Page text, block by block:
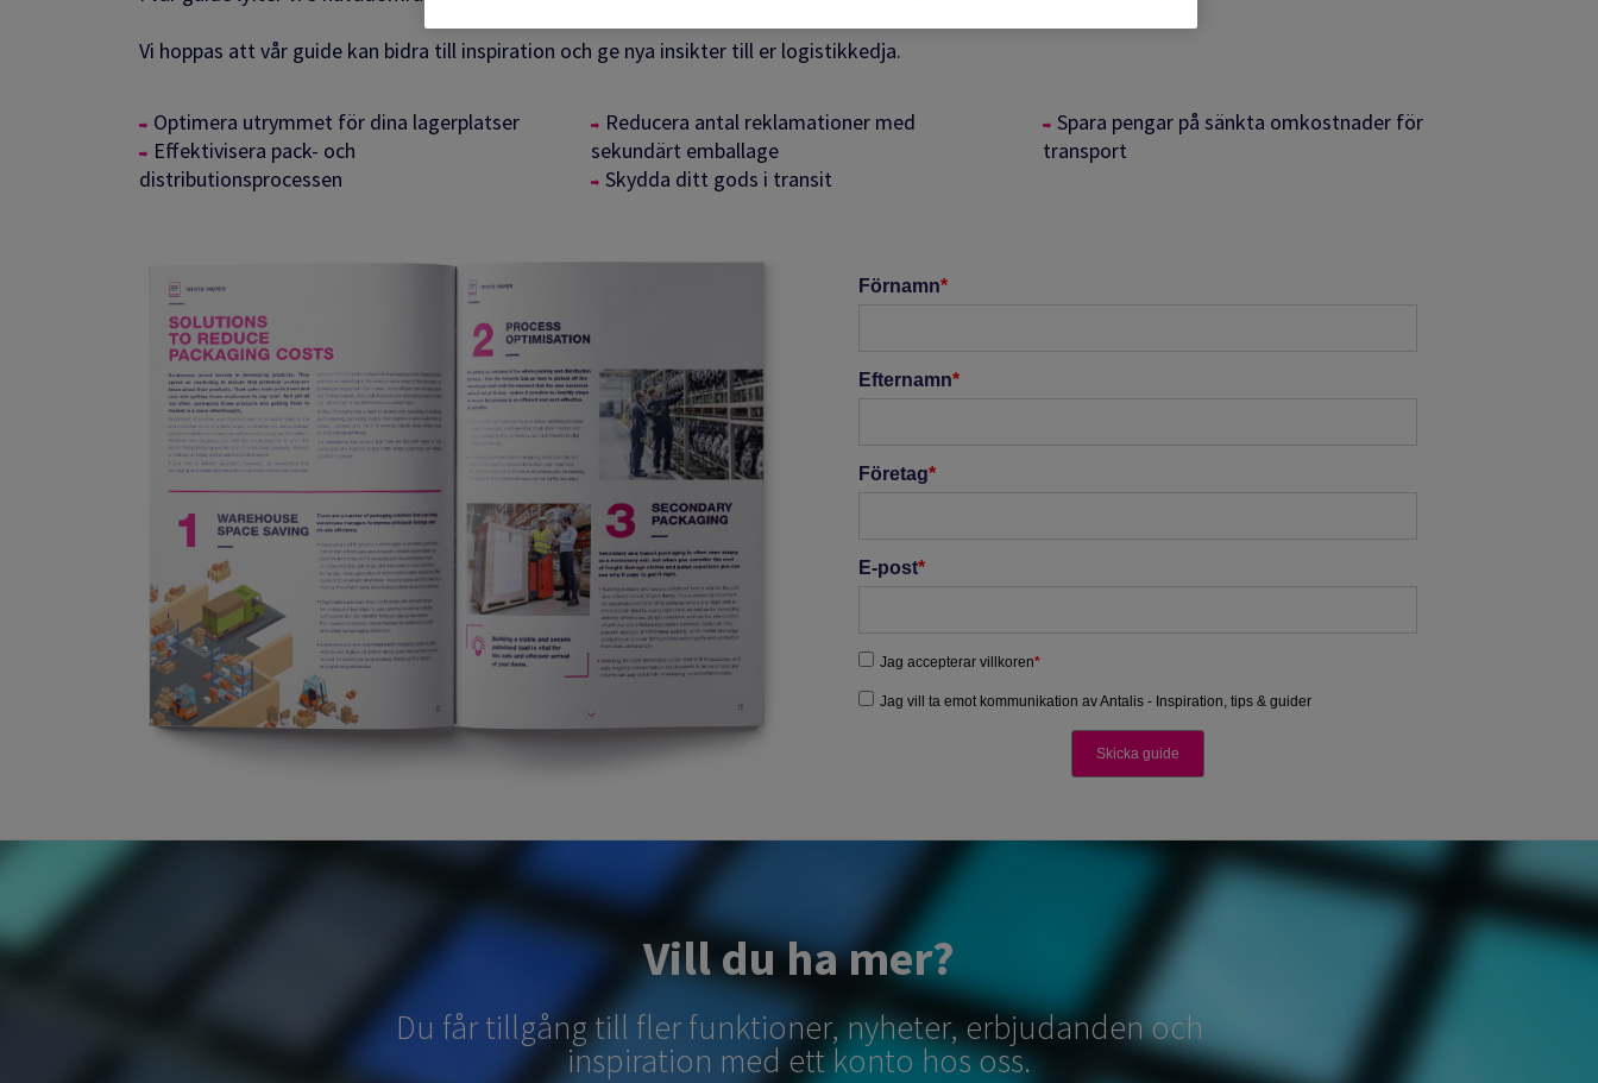
Vi hoppas att vår guide kan bidra till inspiration och ge nya insikter till er logistikkedja.
Optimera utrymmet för dina lagerplatser
Effektivisera pack- och
distributionsprocessen
Reducera antal reklamationer med
sekundärt emballage
Skydda ditt gods i transit
Spara pengar på sänkta omkostnader för
transport
Vill du ha mer?
Du får tillgång till fler funktioner, nyheter, erbjudanden och
inspiration med ett konto hos oss.